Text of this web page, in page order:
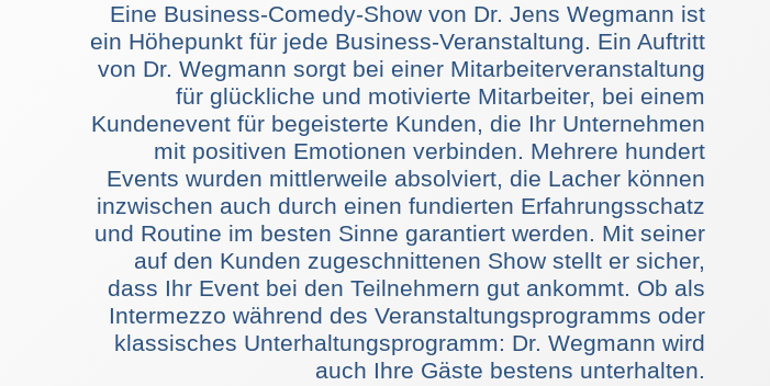
Eine Business-Comedy-Show von Dr. Jens Wegmann ist
ein Höhepunkt für jede Business-Veranstaltung. Ein Auftritt
von Dr. Wegmann sorgt bei einer Mitarbeiterveranstaltung
für glückliche und motivierte Mitarbeiter, bei einem
Kundenevent für begeisterte Kunden, die Ihr Unternehmen
mit positiven Emotionen verbinden. Mehrere hundert
Events wurden mittlerweile absolviert, die Lacher können
inzwischen auch durch einen fundierten Erfahrungsschatz
und Routine im besten Sinne garantiert werden. Mit seiner
auf den Kunden zugeschnittenen Show stellt er sicher,
dass Ihr Event bei den Teilnehmern gut ankommt. Ob als
Intermezzo während des Veranstaltungsprogramms oder
klassisches Unterhaltungsprogramm: Dr. Wegmann wird
auch Ihre Gäste bestens unterhalten.